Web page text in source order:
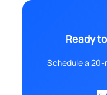
Ready
Schedule a